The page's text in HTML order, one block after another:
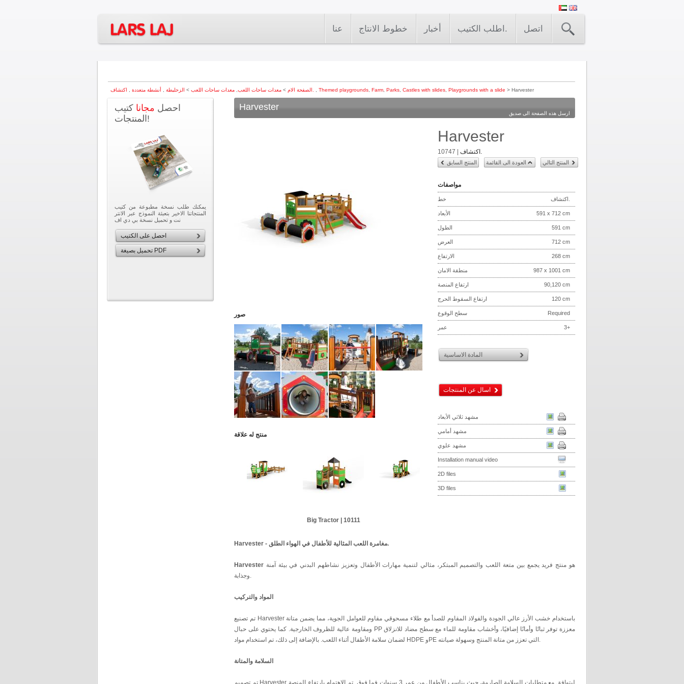
عنا خطوط الانتاج أخبار اطلب الكتيب. اتصل
الصفحة الام > معدات ساحات اللعب معدات ساحات اللعب > الزحليطة أنشطة متعددة Themed playgrounds Farm Parks Castles with slides Playgrounds with a slide > Harvester
احصل مجانا كتيب
المنتجات!
يمكنك طلب نسخة مطبوعة من كتيب
المنتجاتنا الاخير بتعبئة النموذج عبر الانتر
نت و تحميل نسخة بي دي اف
احصل على الكتيب
تحميل بصيغة PDF
Harvester
ارسل هذه الصفحة الى صديق
صور
منتج له علاقة
Big Tractor | 10111
Harvester
10747 اكتشاف.
المنتج السابق العودة الى القائمة المنتج التالي
مواصفات
خط
الأبعاد 591 x 712 cm
الطول 591 cm
العرض 712 cm
الارتفاع 268 cm
منطقة الامان 987 x 1001 cm
ارتفاع المنصة 90,120 cm
ارتفاع السقوط الحرج 120 cm
سطح الوقوع Required
عمر 3+
المادة الاساسية
اسال عن المنتجات
مشهد ثلاثي الأبعاد
مشهد أمامي
مشهد علوي
Installation manual video
2D files
3D files
Harvester - مغامرة اللعب المثالية للأطفال في الهواء الطلق.
Harvester
وجذابة.
المواد والتركيب
تم تصنيع Harvester باستخدام خشب الأرز عالي الجودة والفولاذ المقاوم للصدأ مع طلاء مسحوقي مقاوم للعوامل الجوية، مما يضمن متانة
ومقاومة عالية للظروف الخارجية. كما يحتوي على حبال PP معززة توفر ثباتًا وأمانًا إضافيًا، وأخشاب مقاومة للماء مع سطح مضاد للانزلاق
لضمان سلامة الأطفال أثناء اللعب. بالإضافة إلى ذلك، تم استخدام مواد HDPE وPE التي تعزز من متانة المنتج وسهولة صيانته.
السلامة والمتانة
تم تصميم Harvester ليتوافق مع متطلبات السلامة الصارمة، حيث يناسب الأطفال من عمر 3 سنوات فما فوق. تم الاهتمام بارتفاع المنصة